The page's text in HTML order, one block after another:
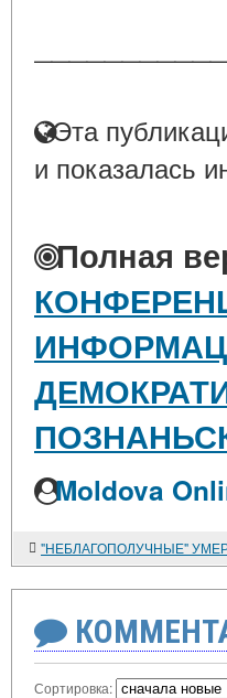
Эта
и показалась
Полная
Moldova
Сортировка: